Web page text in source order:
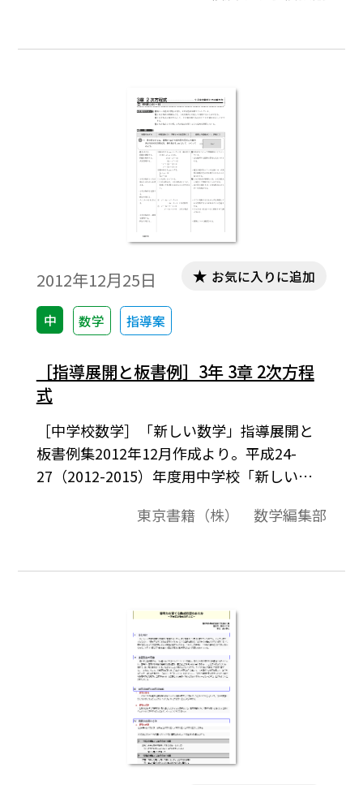
2012年12月25日
中 数学 指導案
お気に入りに追加
［指導展開と板書例］3年 3章 2次方程
式
［中学校数学］「新しい数学」指導展開と
板書例集2012年12月作成より。平成24-
27（2012-2015）年度用中学校「新しい数
解き方）に対応。東京書籍（株） 数学編集部